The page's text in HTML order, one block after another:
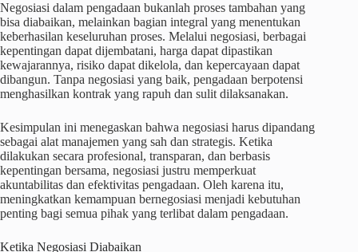
Negosiasi dalam pengadaan bukanlah proses tambahan yang
bisa diabaikan, melainkan bagian integral yang menentukan
keberhasilan keseluruhan proses. Melalui negosiasi, berbagai
kepentingan dapat dijembatani, harga dapat dipastikan
kewajarannya, risiko dapat dikelola, dan kepercayaan dapat
dibangun. Tanpa negosiasi yang baik, pengadaan berpotensi
menghasilkan kontrak yang rapuh dan sulit dilaksanakan.
Kesimpulan ini menegaskan bahwa negosiasi harus dipandang
sebagai alat manajemen yang sah dan strategis. Ketika
dilakukan secara profesional, transparan, dan berbasis
kepentingan bersama, negosiasi justru memperkuat
akuntabilitas dan efektivitas pengadaan. Oleh karena itu,
meningkatkan kemampuan bernegosiasi menjadi kebutuhan
penting bagi semua pihak yang terlibat dalam pengadaan.
Ketika Negosiasi Diabaikan